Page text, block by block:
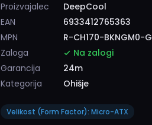
Proizvajalec
DeepCool
EAN
6933412765363
MPN
R-CH170-BKNGM0-G
Zaloga
Na zalogi
Garancija
24m
Kategorija
Ohišje
Velikost (Form Factor): Micro-ATX